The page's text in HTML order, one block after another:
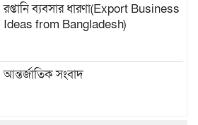
রপ্তানি ব্যবসার ধারণা(Export Business
Ideas from Bangladesh)
আন্তর্জাতিক সংবাদ